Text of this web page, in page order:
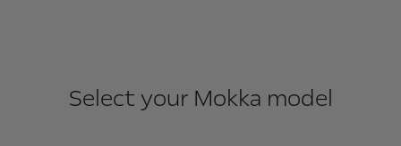
Select your Mokka model